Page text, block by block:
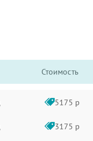
Стоимость
5175 р
3175 р